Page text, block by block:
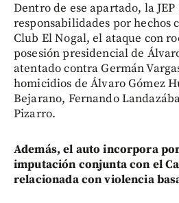
Dentro de ese apartado, la
responsabilidades por hechos
Club El Nogal, el ataque con
posesión presidencial de
atentado contra Germán
homicidios de Álvaro Gómez
Bejarano, Fernando
Pizarro.
Además, el auto incorpora
imputación conjunta con el
relacionada con violencia